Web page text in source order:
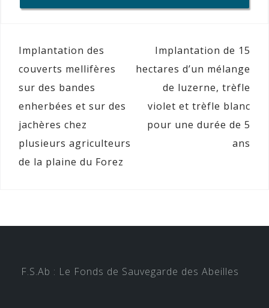
Implantation des
couverts mellifères
sur des bandes
enherbées et sur des
jachères chez
plusieurs agriculteurs
de la plaine du Forez
Implantation de 15
hectares d’un mélange
de luzerne, trèfle
violet et trèfle blanc
pour une durée de 5
ans
F.S.Ab : Le Fonds de Sauvegarde des Abeilles